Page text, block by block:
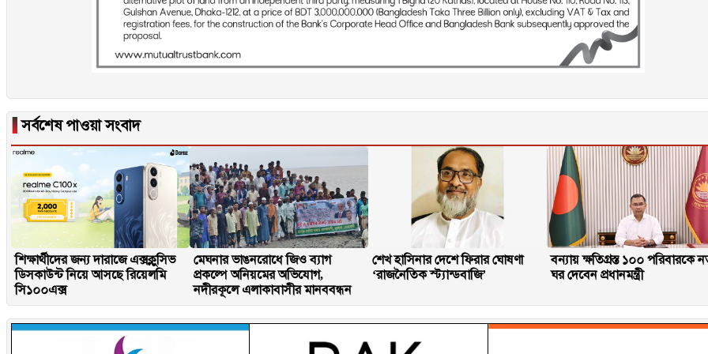
▐সর্বশেষ পাওয়া সংবাদ
শিক্ষার্থীদের জন্য দারাজে এক্সক্লুসিভ
ডিসকাউন্ট নিয়ে আসছে রিয়েলমি
সি১০০এক্স
মেঘনার ভাঙনরোধে জিও ব্যাগ
প্রকল্পে অনিয়মের অভিযোগ,
নদীরকূলে এলাকাবাসীর মানববন্ধন
শেখ হাসিনার দেশে ফিরার ঘোষণা
‘রাজনৈতিক স্ট্যান্ডবাজি’
বন্যায় ক্ষতিগ্রস্ত ১০০ পরিবারকে
ঘর দেবেন প্রধানমন্ত্রী